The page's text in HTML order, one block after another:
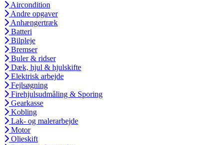
Aircondition
Andre opgaver
Anhængertræk
Batteri
Bilpleje
Bremser
Buler & ridser
Dæk, hjul & hjulskifte
Elektrisk arbejde
Fejlsøgning
Firehjulsudmåling & Sporing
Gearkasse
Kobling
Lak- og malerarbejde
Motor
Olieskift